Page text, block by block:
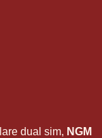
dual sim, NGM